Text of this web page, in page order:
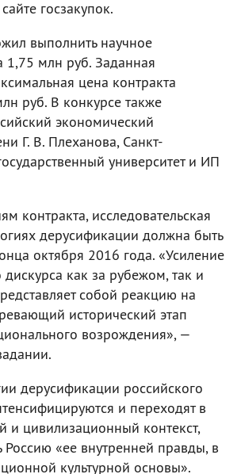
госзакупок.
выполнить научное
1,75 млн руб. Заданная
цена контракта
руб. В конкурсе также
экономический
Г. В. Плеханова, Санкт-
университет и ИП
контракта, исследовательская
дерусификации должна быть
октября 2016 года. «Усиление
как за рубежом, так и
собой реакцию на
исторический этап
возрождения», —
дерусификации российского
и переходят в
и цивилизационный контекст,
Россию «ее внутренней правды, в
культурной основы».